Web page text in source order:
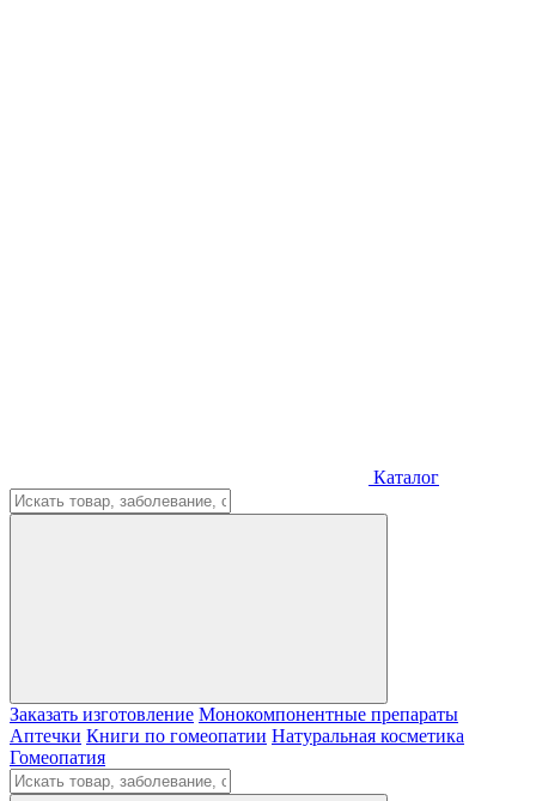
Каталог
Заказать изготовление Монокомпонентные препараты
Аптечки Книги по гомеопатии Натуральная косметика
Гомеопатия